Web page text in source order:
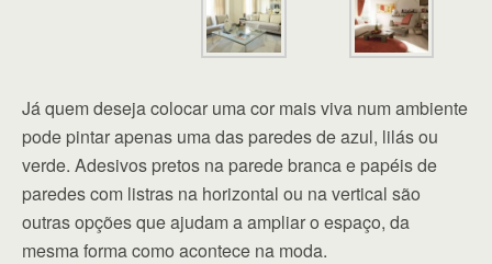
Já quem deseja colocar uma cor mais viva num ambiente
pode pintar apenas uma das paredes de azul, lilás ou
verde. Adesivos pretos na parede branca e papéis de
paredes com listras na horizontal ou na vertical são
outras opções que ajudam a ampliar o espaço, da
mesma forma como acontece na moda.